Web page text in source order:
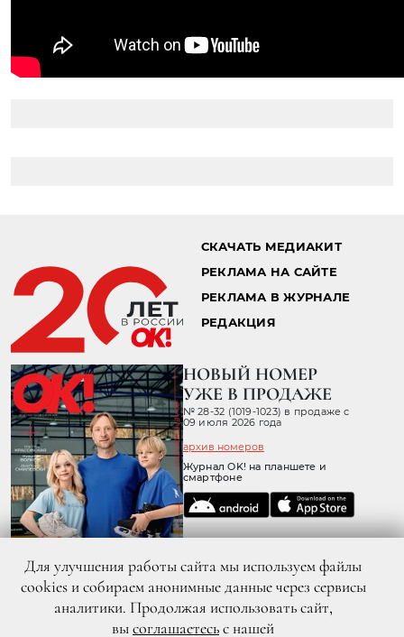
СКАЧАТЬ МЕДИАКИТ
РЕКЛАМА НА САЙТЕ
РЕКЛАМА В ЖУРНАЛЕ
РЕДАКЦИЯ
НОВЫЙ НОМЕР
УЖЕ В ПРОДАЖЕ
№ 28-32 (1019-1023) в продаже с
09 июля 2026 года
архив номеров
Журнал OK! на планшете и
смартфоне
Для улучшения работы сайта мы используем файлы
cookies и собираем анонимные данные через сервисы
аналитики. Продолжая использовать сайт,
высоглашаетесьс нашей